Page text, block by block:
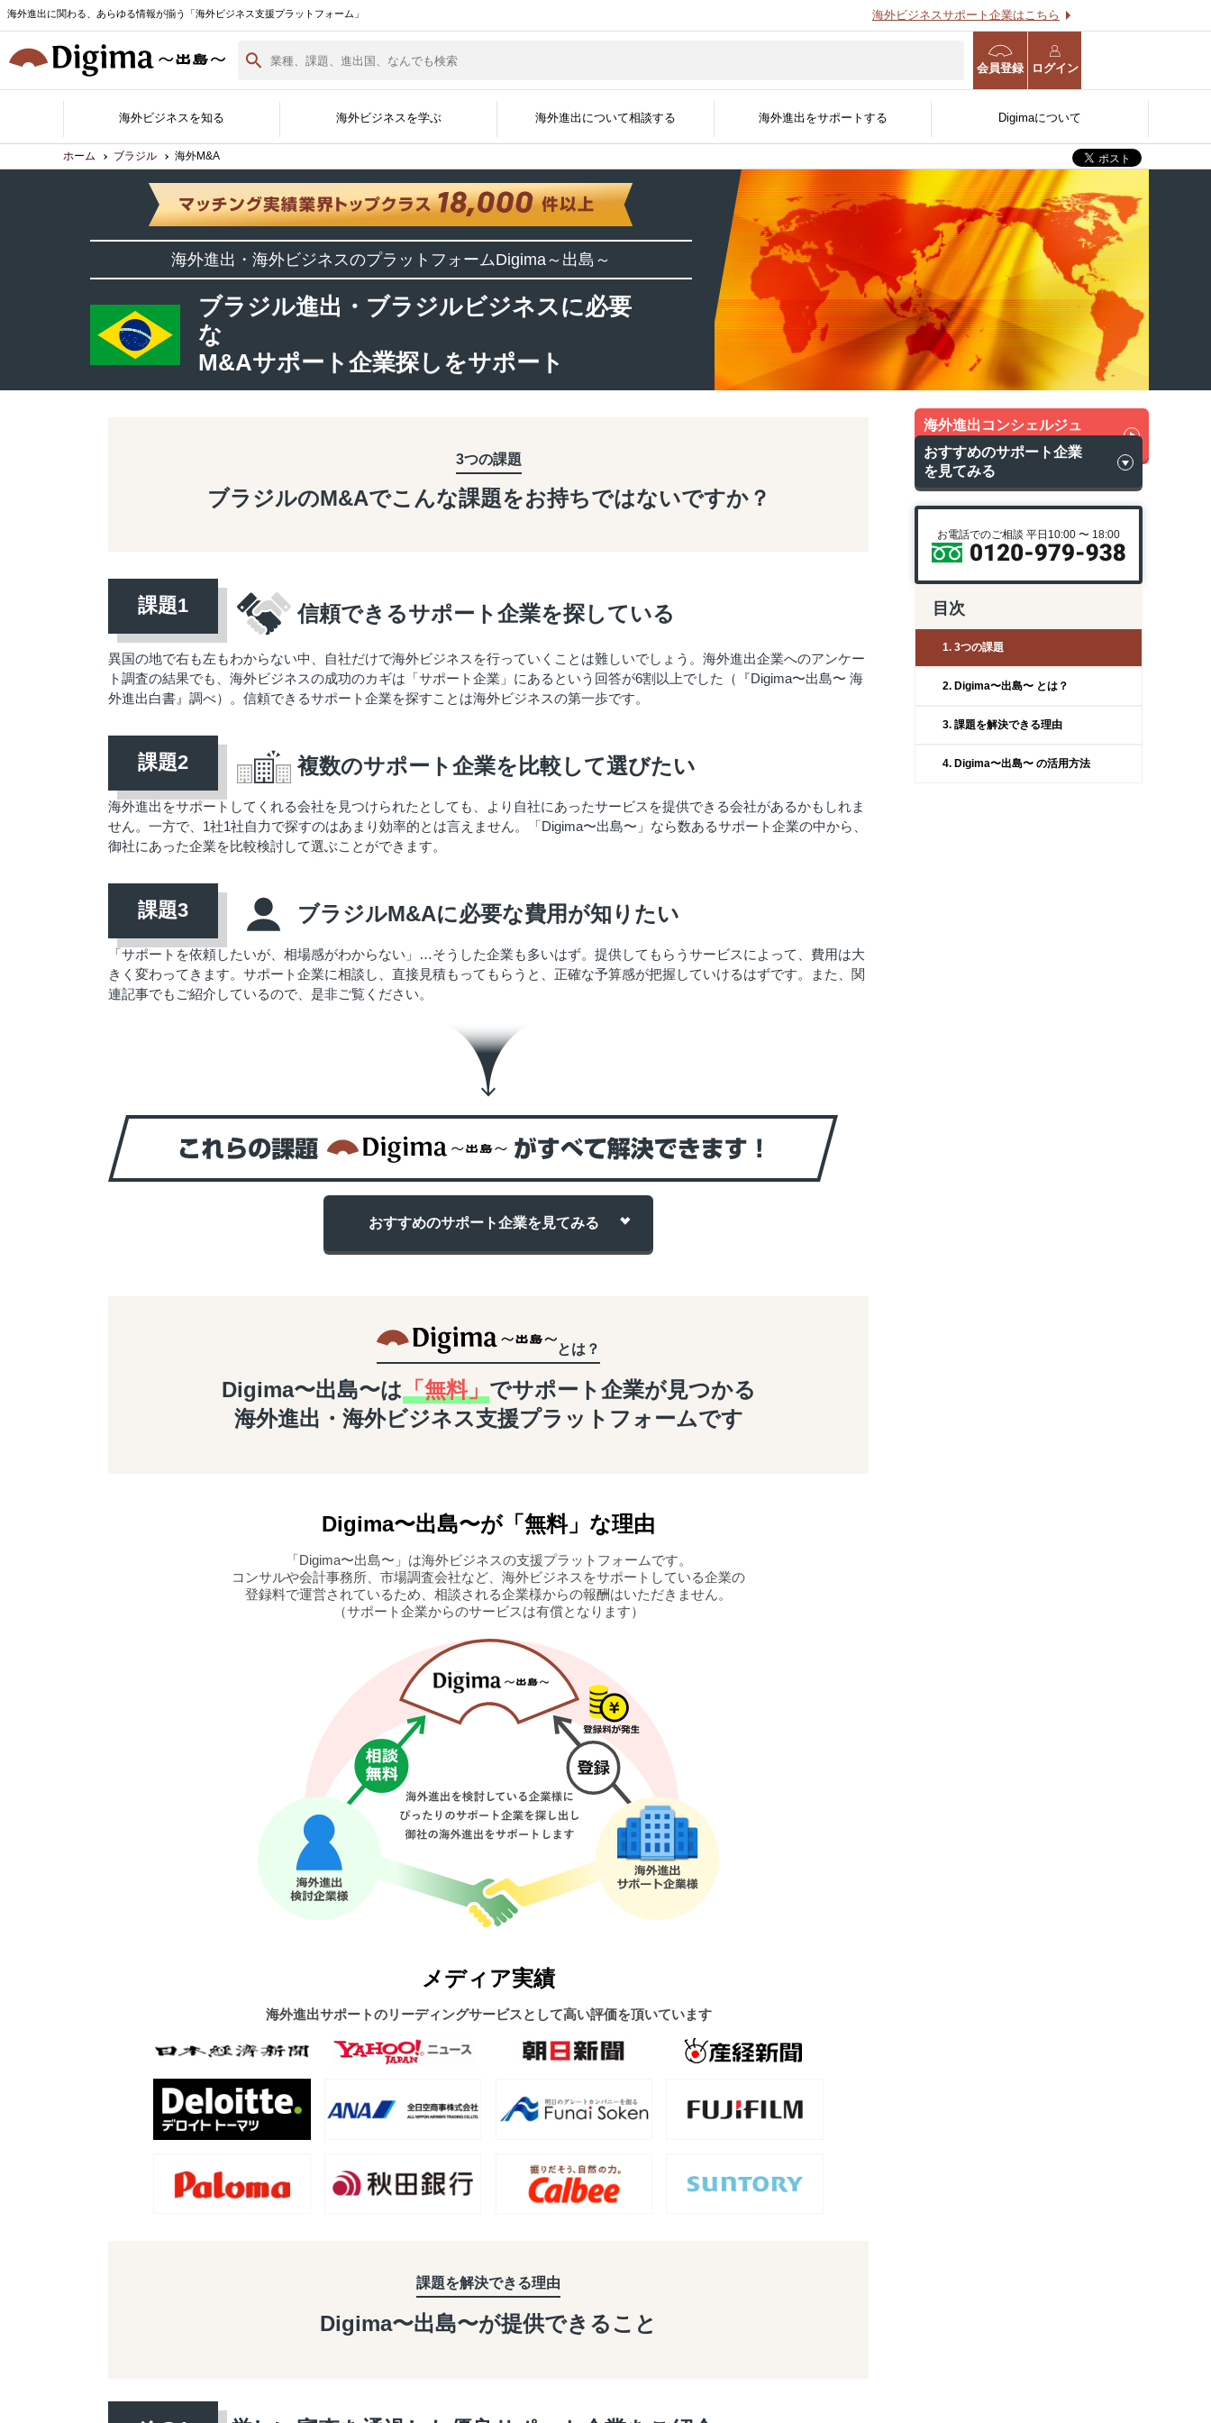
海外進出に関わる、あらゆる情報が揃う「海外ビジネス支援プラットフォーム」 海外ビジネスサポート企業はこちら
会員登録 ログイン
海外ビジネスを知る
各国の最新情報 海外ビジネスノウハウ 海外ビジネスコラム 海外進出事例
海外進出企業
インタビュー
海外ビジネスを学ぶ
Digima Library
資料ダウンロード
海外進出白書
（最新版）
無料会員登録 海外ビジネスセミナー 海外ビジネスEXPO
海外進出について相談する
無料相談窓口 サポート企業一覧 サポートジャンル
現地企業と繋がる
開国アポイントメント
グローバル人材を採用する
開国エンジン〜縁人〜
海外進出WEB診断
海外事業計画策定支援サー
海外進出をサポートする
サポート企業ができること サポート企業の登録・詳細 資料掲載について 広告掲載について 展示会に出展する
官公庁/公的機関/金融機関
向け
Digimaについて
Digimaとは 海外イベント実績紹介 メディア掲載実績 よくある質問 運営会社
ホーム ブラジル 海外M&A
海外進出・海外ビジネスのプラットフォームDigima～出島～
ブラジル進出・ブラジルビジネスに必要
な
M&Aサポート企業探しをサポート
3つの課題
ブラジルのM&Aでこんな課題をお持ちではないですか？
信頼できるサポート企業を探している
異国の地で右も左もわからない中、自社だけで海外ビジネスを行っていくことは難しいでしょう。海外進出企業へのアンケー
ト調査の結果でも、海外ビジネスの成功のカギは「サポート企業」にあるという回答が6割以上でした（『Digima〜出島〜 海
外進出白書』調べ）。信頼できるサポート企業を探すことは海外ビジネスの第一歩です。
複数のサポート企業を比較して選びたい
海外進出をサポートしてくれる会社を見つけられたとしても、より自社にあったサービスを提供できる会社があるかもしれま
せん。一方で、1社1社自力で探すのはあまり効率的とは言えません。「Digima〜出島〜」なら数あるサポート企業の中から、
御社にあった企業を比較検討して選ぶことができます。
ブラジルM&Aに必要な費用が知りたい
「サポートを依頼したいが、相場感がわからない」…そうした企業も多いはず。提供してもらうサービスによって、費用は大
きく変わってきます。サポート企業に相談し、直接見積もってもらうと、正確な予算感が把握していけるはずです。また、関
連記事でもご紹介しているので、是非ご覧ください。
おすすめのサポート企業を 見てみる
とは？
Digima〜出島〜は 「無料」 でサポート企業が見つかる
海外進出・海外ビジネス支援プラットフォームです
Digima〜出島〜が「無料」な理由
「Digima〜出島〜」は海外ビジネスの支援プラットフォームです。
コンサルや会計事務所、市場調査会社など、海外ビジネスをサポートしている企業の
登録料で運営されているため、相談される企業様からの報酬はいただきません。
（サポート企業からのサービスは有償となります）
メディア実績
海外進出サポートのリーディングサービスとして高い評価を頂いています
課題を解決できる理由
Digima〜出島〜が提供できること
海外進出コンシェルジュ
に無料相談
おすすめのサポート企業
を見てみる
お電話でのご相談 平日10:00 〜 18:00
目次
1. 3つの課題
2. Digima〜出島〜 とは？
3. 課題を解決できる理由
4. Digima〜出島〜 の活用方法